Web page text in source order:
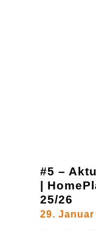
#5 –
|
25/26
29. Januar